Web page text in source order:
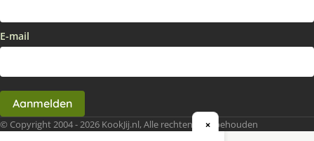
E-mail
Aanmelden
© Copyright 2004 - 2026 KookJij.nl, Alle rechten voorbehouden
×